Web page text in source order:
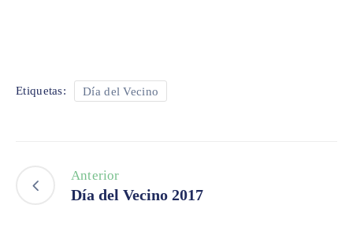
Etiquetas: Día del Vecino
Anterior
Día del Vecino 2017